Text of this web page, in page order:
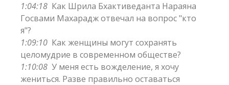
1:04:18 Как Шрила Бхактиведанта Нараяна
Госвами Махарадж отвечал на вопрос "кто
я"?
1:09:10 Как женщины могут сохранять
целомудрие в современном обществе?
1:10:08 У меня есть вожделение, я хочу
жениться. Разве правильно оставаться